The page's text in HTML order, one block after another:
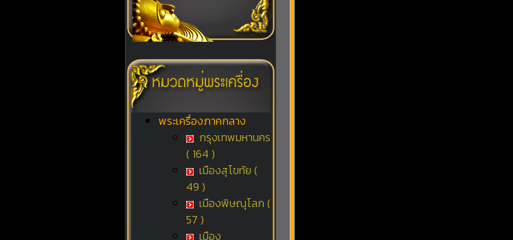
พระเครื่องภาคกลาง
กรุงเทพมหานคร
( 164 )
เมืองสุโขทัย (
49 )
เมืองพิษณุโลก (
57 )
เมือง